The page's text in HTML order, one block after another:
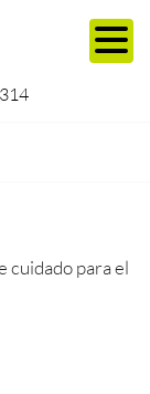
cuidado para el